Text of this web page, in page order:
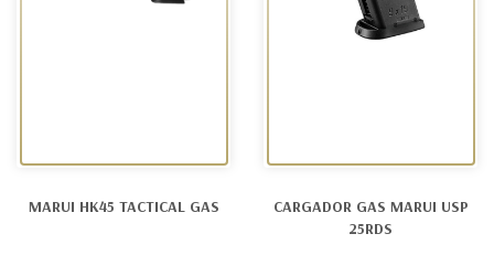
MARUI HK45 TACTICAL GAS
CARGADOR GAS MARUI USP
25RDS